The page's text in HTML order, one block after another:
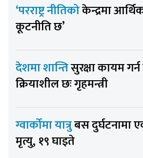
‘परराष्ट्र नीतिकोकेन्द्रमा
कूटनीति छ’
देशमा शान्तिसुरक्षा कायम
क्रियाशील छः गृहमन्त्री
ग्वार्कोमा यात्रुबस दुर्घटनामा
मृत्यु, १९ घाइते